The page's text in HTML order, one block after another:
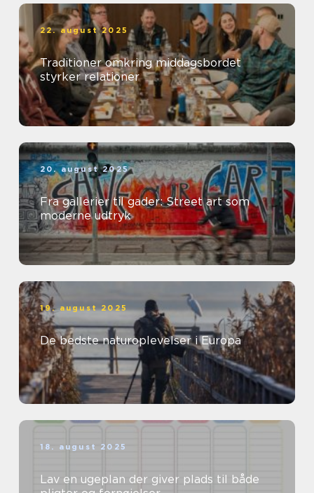
22. august 2025
Traditioner omkring middagsbordet
styrker relationer
20. august 2025
Fra gallerier til gader: Street art som
moderne udtryk
19. august 2025
De bedste naturoplevelser i Europa
18. august 2025
Lav en ugeplan der giver plads til både